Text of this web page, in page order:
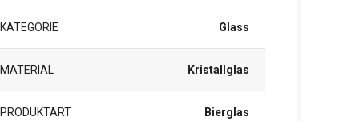
KATEGORIE Glass
MATERIAL Kristallglas
PRODUKTART Bierglas